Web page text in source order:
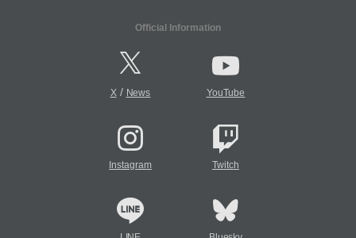
Official Information
X/ News YouTube
Instagram Twitch